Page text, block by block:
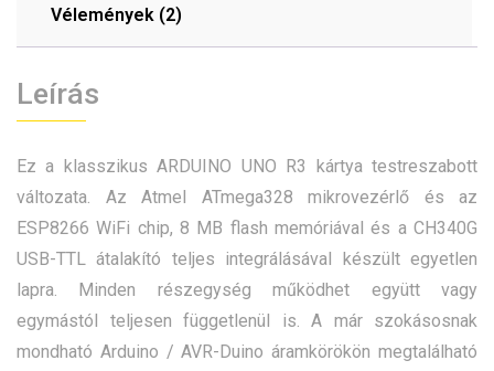
Vélemények (2)
Leírás
Ez a klasszikus ARDUINO UNO R3 kártya testreszabott
változata. Az Atmel ATmega328 mikrovezérlő és az
ESP8266 WiFi chip, 8 MB flash memóriával és a CH340G
USB-TTL átalakító teljes integrálásával készült egyetlen
lapra. Minden részegység működhet együtt vagy
egymástól teljesen függetlenül is. A már szokásosnak
mondható Arduino / AVR-Duino áramkörökön megtalálható